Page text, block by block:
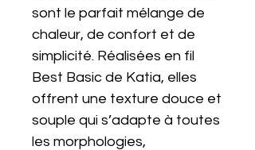
sont le parfait mélange de
chaleur, de confort et de
simplicité. Réalisées en fil
Best Basic de Katia, elles
offrent une texture douce et
souple qui s’adapte à toutes
les morphologies,